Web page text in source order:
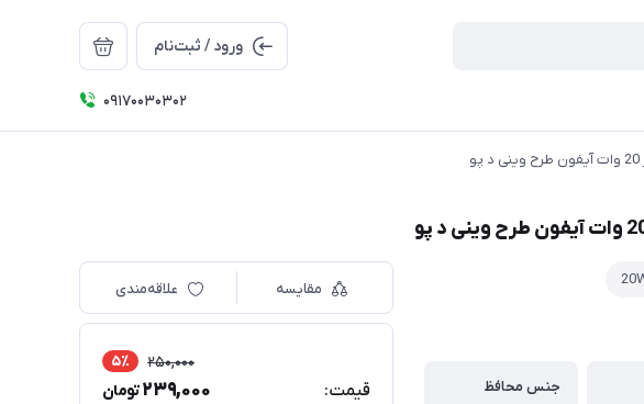
ورود / ثبت‌نام
09170030302
جنس محافظ
مقایسه علاقه‌مندی
قیمت:
250,000 5٪
239,000تومان